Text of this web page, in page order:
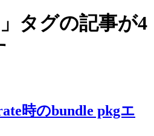
」タグの記事が4
時のbundle pkgエ